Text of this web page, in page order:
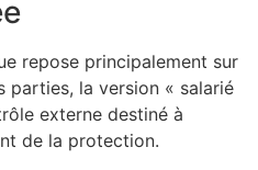
repose principalement sur
parties, la version « salarié
externe destiné à
de la protection.